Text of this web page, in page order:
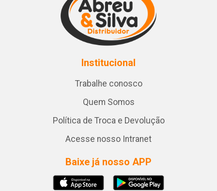
Institucional
Trabalhe conosco
Quem Somos
Política de Troca e Devolução
Acesse nosso Intranet
Baixe já nosso APP